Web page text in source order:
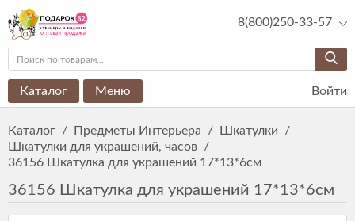
8(800)250-33-57
Каталог Меню Войти
Каталог / Предметы Интерьера / Шкатулки
/
Шкатулки для украшений, часов /
36156 Шкатулка для украшений 17*13*6см
36156 Шкатулка для украшений 17*13*6см